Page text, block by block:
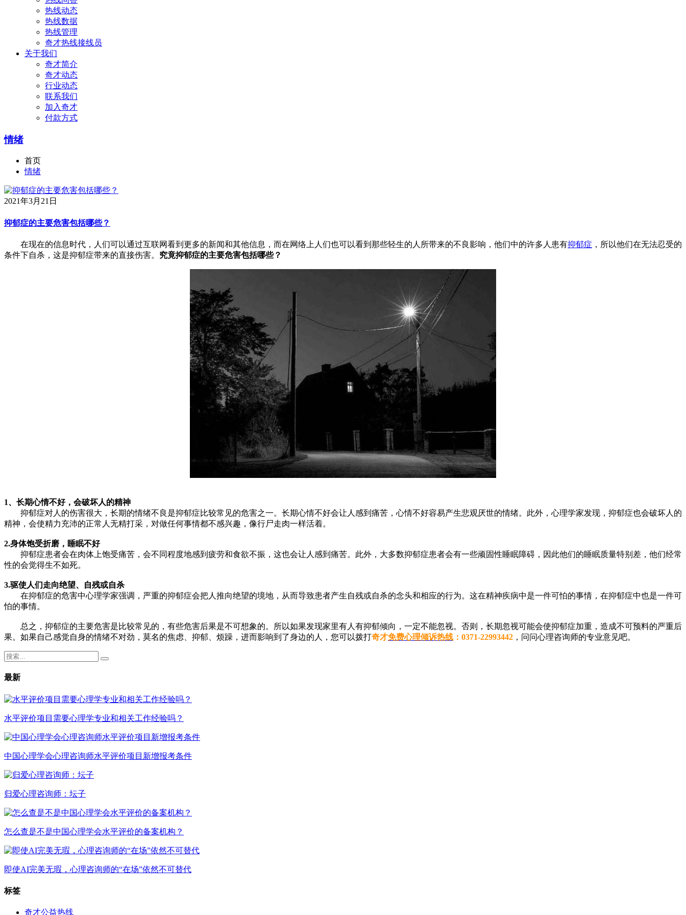
热线动态
热线数据
热线管理
奇才热线接线员
关于我们
奇才简介
奇才动态
行业动态
联系我们
加入奇才
付款方式
情绪
首页
情绪
2021年3月21日
抑郁症的主要危害包括哪些？
在现在的信息时代，人们可以通过互联网看到更多的新闻和其他信息，而在网络上人们也可以看到那些轻生的人所带来的不良影响，他们中的许多人患有抑郁症 ，所以他们在无法忍受的
条件下自杀，这是抑郁症带来的直接伤害。 究竟抑郁症的主要危害包括哪些？
1、长期心情不好，会破坏人的精神
抑郁症对人的伤害很大，长期的情绪不良是抑郁症比较常见的危害之一。长期心情不好会让人感到痛苦，心情不好容易产生悲观厌世的情绪。此外，心理学家发现，抑郁症也会破坏人的
精神，会使精力充沛的正常人无精打采，对做任何事情都不感兴趣，像行尸走肉一样活着。
2.身体饱受折磨，睡眠不好
抑郁症患者会在肉体上饱受痛苦，会不同程度地感到疲劳和食欲不振，这也会让人感到痛苦。此外，大多数抑郁症患者会有一些顽固性睡眠障碍，因此他们的睡眠质量特别差，他们经常
性的会觉得生不如死。
3.驱使人们走向绝望、自残或自杀
在抑郁症的危害中心理学家强调，严重的抑郁症会把人推向绝望的境地，从而导致患者产生自残或自杀的念头和相应的行为。这在精神疾病中是一件可怕的事情，在抑郁症中也是一件可
怕的事情。
总之，抑郁症的主要危害是比较常见的，有些危害后果是不可想象的。所以如果发现家里有人有抑郁倾向，一定不能忽视。否则，长期忽视可能会使抑郁症加重，造成不可预料的严重后
果。如果自己感觉自身的情绪不对劲，莫名的焦虑、抑郁、烦躁，进而影响到了身边的人，您可以拨打奇才免费心理倾诉热线 ：0371-22993442 ，问问心理咨询师的专业意见吧。
最新
水平评价项目需要心理学专业和相关工作经验吗？
中国心理学会心理咨询师水平评价项目新增报考条件
归爱心理咨询师：坛子
怎么查是不是中国心理学会水平评价的备案机构？
即使AI完美无瑕，心理咨询师的“在场”依然不可替代
标签
奇才公益热线